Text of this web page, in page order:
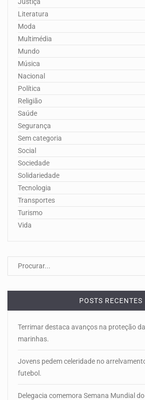
Literatura
Moda
Multimédia
Mundo
Música
Nacional
Política
Religião
Saúde
Segurança
Sem categoria
Social
Sociedade
Solidariedade
Tecnologia
Transportes
Turismo
Vida
POSTS RECENTES
Terrimar destaca avanços na proteção
marinhas.
Jovens pedem celeridade no
futebol.
Delegacia comemora Semana Mundial